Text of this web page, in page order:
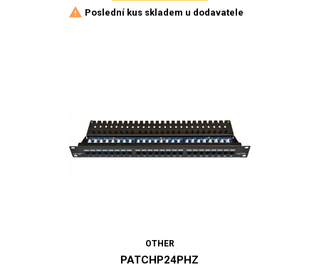
 Poslední kus skladem u dodavatele
OTHER
PATCHP24PHZ